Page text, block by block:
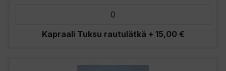
Kapraali Tuksu rautulätkä + 15,00 €